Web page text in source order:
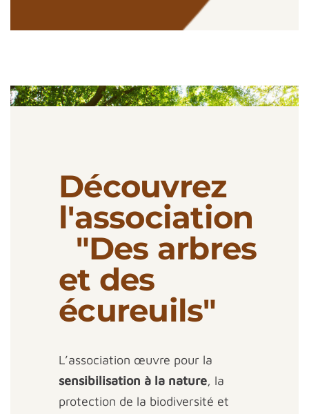
Découvrez
l'association
"Des arbres
et des
écureuils"
L’association œuvre pour la
sensibilisation à la nature, la
protection de la biodiversité et